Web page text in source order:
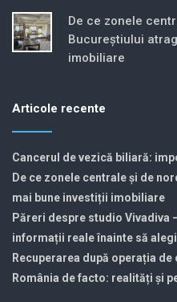
De ce zonele
Bucureștiului
imobiliare
Articole recente
Cancerul de vezică biliară:
De ce zonele centrale și de
mai bune investiții imobiliare
Păreri despre studio Vivadiva
informații reale înainte să
Recuperarea după operația
România de facto: realități și